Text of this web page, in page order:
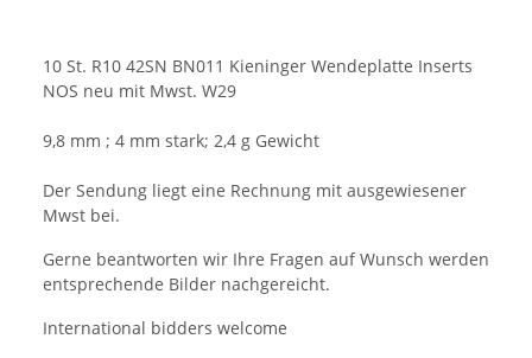
10 St. R10 42SN BN011 Kieninger Wendeplatte Inserts
NOS neu mit Mwst. W29
9,8 mm ; 4 mm stark; 2,4 g Gewicht
Der Sendung liegt eine Rechnung mit ausgewiesener
Mwst bei.
Gerne beantworten wir Ihre Fragen auf Wunsch werden
entsprechende Bilder nachgereicht.
International bidders welcome